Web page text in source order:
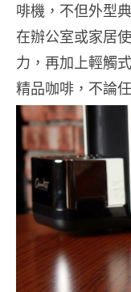
啡機，不但外型
在辦公室或家居
力，再加上輕觸
精品咖啡，不論